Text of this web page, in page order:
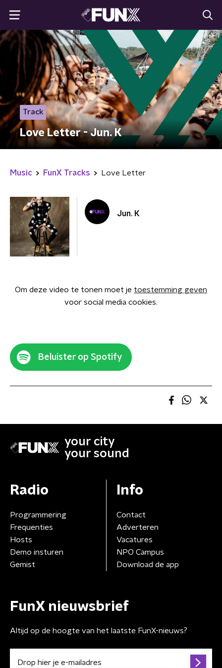
Track
Love Letter - Jun. K
Music FunX Tracks Love Letter
Jun. K
Om deze video te tonen moet je toestemming geven
voor social media cookies.
Beluister op Spotify
your city
your sound
Radio
Programmering
Frequenties
Hosts
Demo insturen
Gemist
Info
Contact
Adverteren
Vacatures
NPO Campus
Download de app
FunX nieuwsbrief
Altijd op de hoogte van het laatste FunX-nieuws?